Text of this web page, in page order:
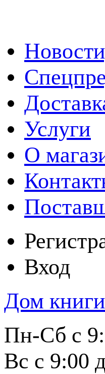
Услуги
О
Вход
Дом книги
Пн-Сб с
Вс с 9:00